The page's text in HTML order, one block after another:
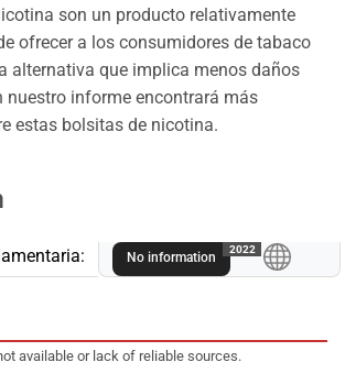
son un producto relativamente
ofrecer a los consumidores de tabaco
alternativa que implica menos daños
nuestro informe encontrará más
estas bolsitas de nicotina.
No information
A
2022
available or lack of reliable sources.